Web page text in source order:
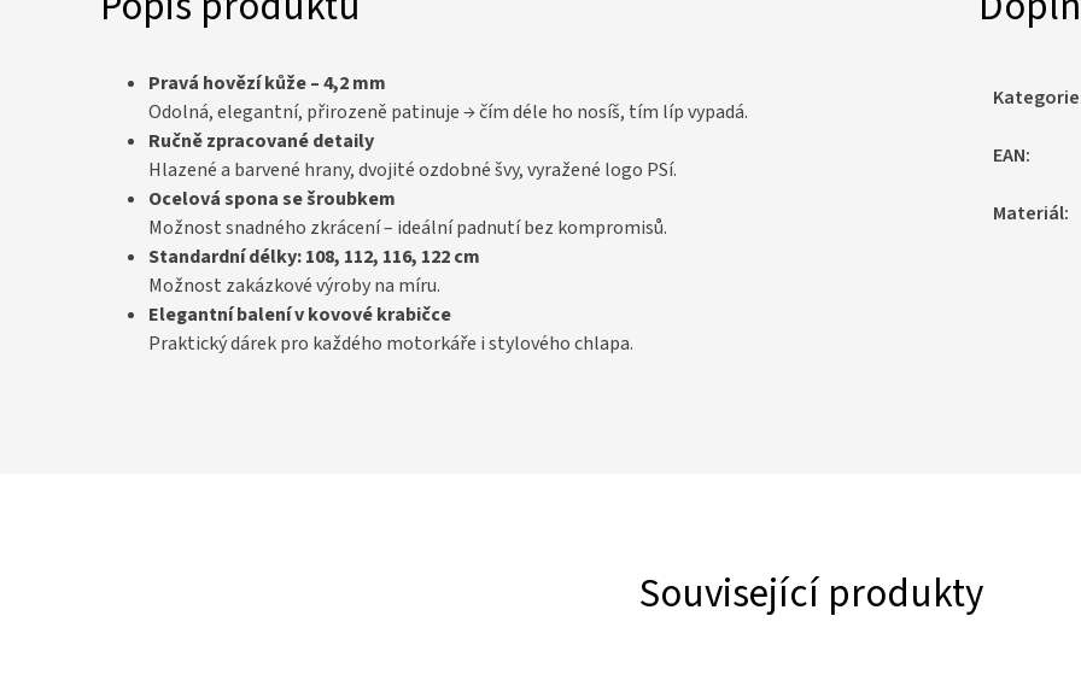
Pravá hovězí kůže – 4,2 mm
Odolná, elegantní, přirozeně patinuje → čím déle ho nosíš, tím líp vypadá.
Ručně zpracované detaily
Hlazené a barvené hrany, dvojité ozdobné švy, vyražené logo PSí.
Ocelová spona se šroubkem
Možnost snadného zkrácení – ideální padnutí bez kompromisů.
Standardní délky: 108, 112, 116, 122 cm
Možnost zakázkové výroby na míru.
Elegantní balení v kovové krabičce
Praktický dárek pro každého motorkáře i stylového chlapa.
Kategorie
EAN:
Materiál:
Související produkty